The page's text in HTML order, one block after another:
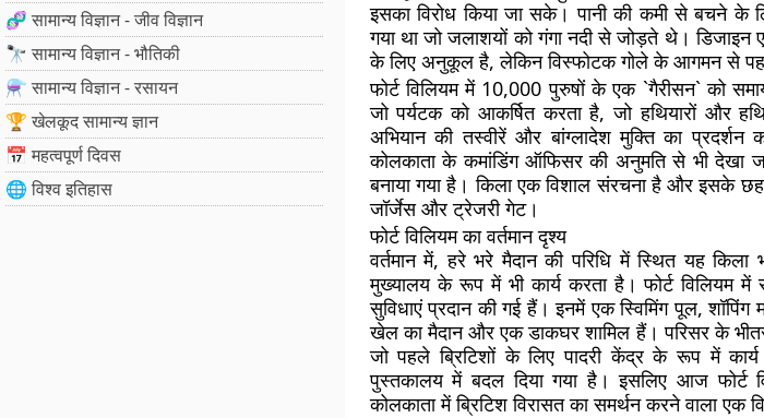
🧬 सामान्य विज्ञान - जीव विज्ञान
🔭 सामान्य विज्ञान - भौतिकी
⚗️ सामान्य विज्ञान - रसायन
🏆 खेलकूद सामान्य ज्ञान
📅 महत्वपूर्ण दिवस
🌐 विश्व इतिहास
इसका विरोध किया जा सके। पानी की कमी से बचने के
गया था जो जलाशयों को गंगा नदी से जोड़ते थे।
के लिए अनुकूल है, लेकिन विस्फोटक गोले के आगमन से
फोर्ट विलियम में 10,000 पुरुषों के एक `गैरीसन` को
जो पर्यटक को आकर्षित करता है, जो हथियारों और
अभियान की तस्वीरें और बांग्लादेश मुक्ति का प्रदर्शन
कोलकाता के कमांडिंग ऑफिसर की अनुमति से भी देखा
बनाया गया है। किला एक विशाल संरचना है और इसके छह
जॉर्जेस और ट्रेजरी गेट।
फोर्ट विलियम का वर्तमान दृश्य
वर्तमान में, हरे भरे मैदान की परिधि में स्थित यह किला
मुख्यालय के रूप में भी कार्य करता है। फोर्ट विलियम में
सुविधाएं प्रदान की गई हैं। इनमें एक स्विमिंग पूल,
खेल का मैदान और एक डाकघर शामिल हैं। परिसर के
जो पहले ब्रिटिशों के लिए पादरी केंद्र के रूप में
पुस्तकालय में बदल दिया गया है। इसलिए आज
कोलकाता में ब्रिटिश विरासत का समर्थन करने वाला एक